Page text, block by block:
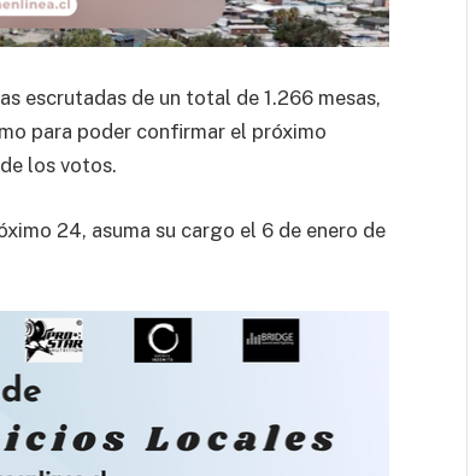
escrutadas de un total de 1.266 mesas,
para poder confirmar el próximo
los votos.
24, asuma su cargo el 6 de enero de